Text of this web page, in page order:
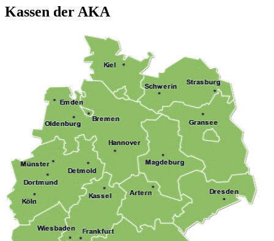
Kassen der AKA